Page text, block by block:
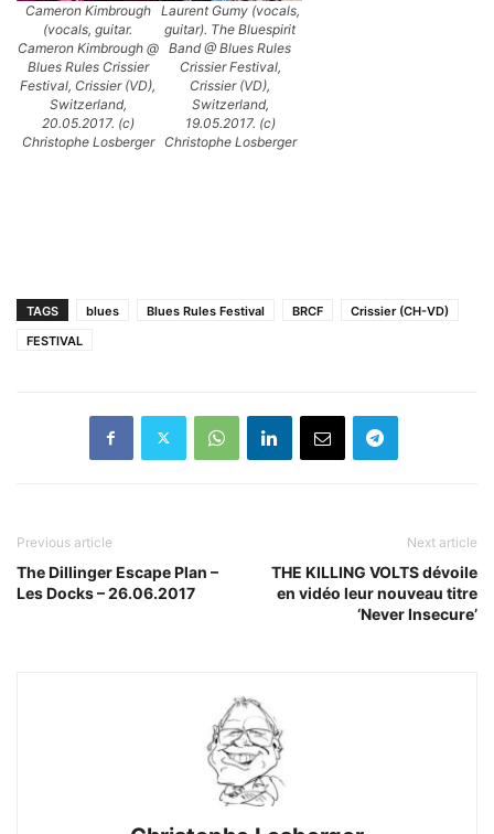
Cameron Kimbrough
(vocals, guitar.
Cameron Kimbrough @
Blues Rules Crissier
Festival, Crissier (VD),
Switzerland,
20.05.2017. (c)
Christophe Losberger
Laurent Gumy (vocals,
guitar). The Bluespirit
Band @ Blues Rules
Crissier Festival,
Crissier (VD),
Switzerland,
19.05.2017. (c)
Christophe Losberger
TAGS blues Blues Rules Festival BRCF
Crissier (CH-VD)
FESTIVAL
Previous article
The Dillinger Escape Plan –
Les Docks – 26.06.2017
Next article
THE KILLING VOLTS dévoile
en vidéo leur nouveau titre
‘Never Insecure’